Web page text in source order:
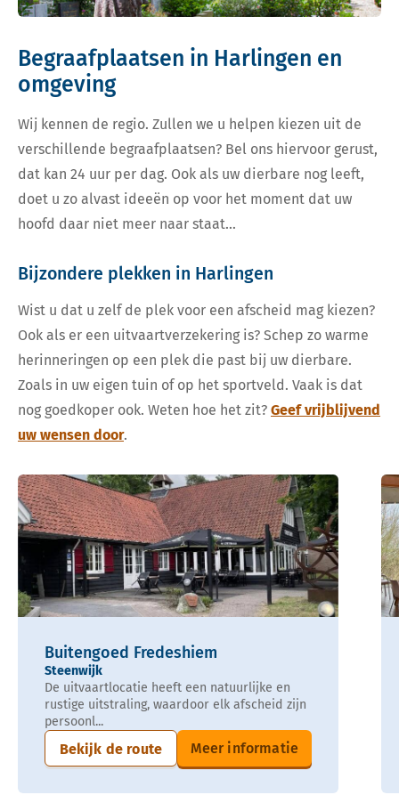
Begraafplaatsen in Harlingen en
omgeving
Wij kennen de regio. Zullen we u helpen kiezen uit de
verschillende begraafplaatsen? Bel ons hiervoor gerust,
dat kan 24 uur per dag. Ook als uw dierbare nog leeft,
doet u zo alvast ideeën op voor het moment dat uw
hoofd daar niet meer naar staat…
Bijzondere plekken in Harlingen
Wist u dat u zelf de plek voor een afscheid mag kiezen?
Ook als er een uitvaartverzekering is? Schep zo warme
herinneringen op een plek die past bij uw dierbare.
Zoals in uw eigen tuin of op het sportveld. Vaak is dat
nog goedkoper ook. Weten hoe het zit? Geef vrijblijvend
uw wensen door.
Buitengoed Fredeshiem
Steenwijk
De uitvaartlocatie heeft een natuurlijke en
rustige uitstraling, waardoor elk afscheid zijn
persoonl...
Bekijk de route Meer informatie